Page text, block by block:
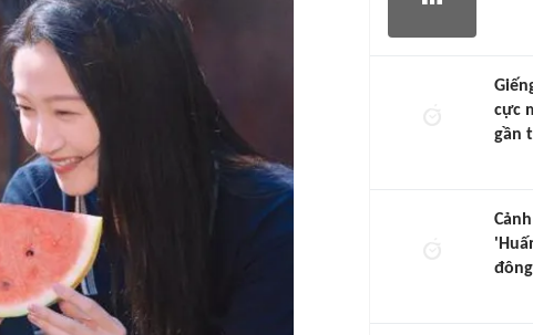
cực
gần